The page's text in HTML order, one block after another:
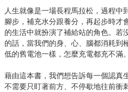
人生就像是一場長程馬拉松，過程中
腳步，補充水分跟養分，再起步時才
的生活中就扮演了補給站的角色。若
的話，當我們的身、心、腦都消耗到
低的舊電池一樣，怎麼充電都充不滿。
藉由這本書，我們想告訴每一個認真
不需要只盯著前方、不停歇地往前衝